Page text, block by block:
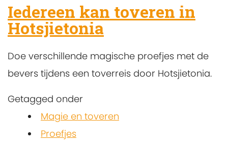
Iedereen kan toveren in
Hotsjietonia
Doe verschillende magische proefjes met de
bevers tijdens een toverreis door Hotsjietonia.
Getagged onder
Magie en toveren
Proefjes